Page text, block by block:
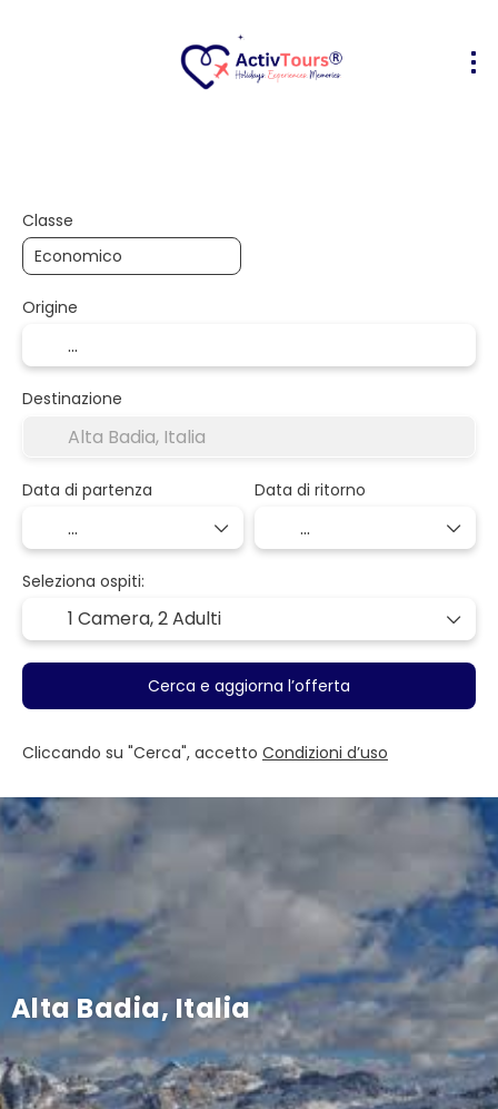
Alta Badia, Italia
Classe
Origine
Destinazione
Data di partenza Data di ritorno
Seleziona ospiti:
1 Camera,2 Adulti
Cerca e aggiorna l’offerta
Cliccando su "Cerca", accetto Condizioni d’uso